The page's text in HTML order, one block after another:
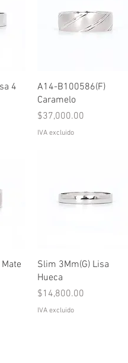
4
Vista rápida
A14-B100586(F)
Caramelo
Precio
$37,000.00
IVA excluido
Vista rápida
Slim 3Mm(G) Lisa
Hueca
Precio
$14,800.00
IVA excluido